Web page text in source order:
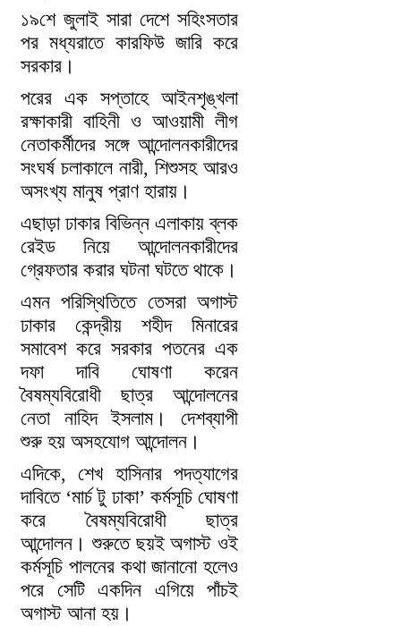
১৯শে জুলাই সারা দেশে সহিংসতার
পর মধ্যরাতে কারফিউ জারি করে
সরকার।
পরের এক সপ্তাহে আইনশৃঙ্খলা
রক্ষাকারী বাহিনী ও আওয়ামী লীগ
নেতাকর্মীদের সঙ্গে আন্দোলনকারীদের
সংঘর্ষ চলাকালে নারী, শিশুসহ আরও
অসংখ্য মানুষ প্রাণ হারায়।
এছাড়া ঢাকার বিভিন্ন এলাকায় ব্লক
রেইড নিয়ে আন্দোলনকারীদের
গ্রেফতার করার ঘটনা ঘটতে থাকে।
এমন পরিস্থিতিতে তেসরা অগাস্ট
ঢাকার কেন্দ্রীয় শহীদ মিনারের
সমাবেশ করে সরকার পতনের এক
দফা দাবি ঘোষণা করেন
বৈষম্যবিরোধী ছাত্র আন্দোলনের
নেতা নাহিদ ইসলাম। দেশব্যাপী
শুরু হয় অসহযোগ আন্দোলন।
এদিকে, শেখ হাসিনার পদত্যাগের
দাবিতে ‘মার্চ টু ঢাকা’ কর্মসূচি ঘোষণা
করে বৈষম্যবিরোধী ছাত্র
আন্দোলন। শুরুতে ছয়ই অগাস্ট ওই
কর্মসূচি পালনের কথা জানানো হলেও
পরে সেটি একদিন এগিয়ে পাঁচই
অগাস্ট আনা হয়।